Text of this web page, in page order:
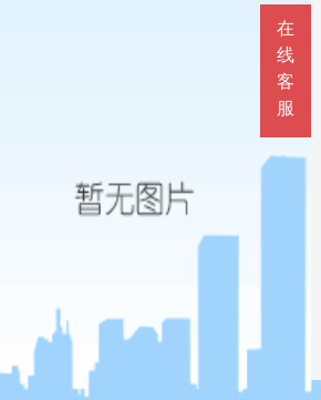
在
线
客
服